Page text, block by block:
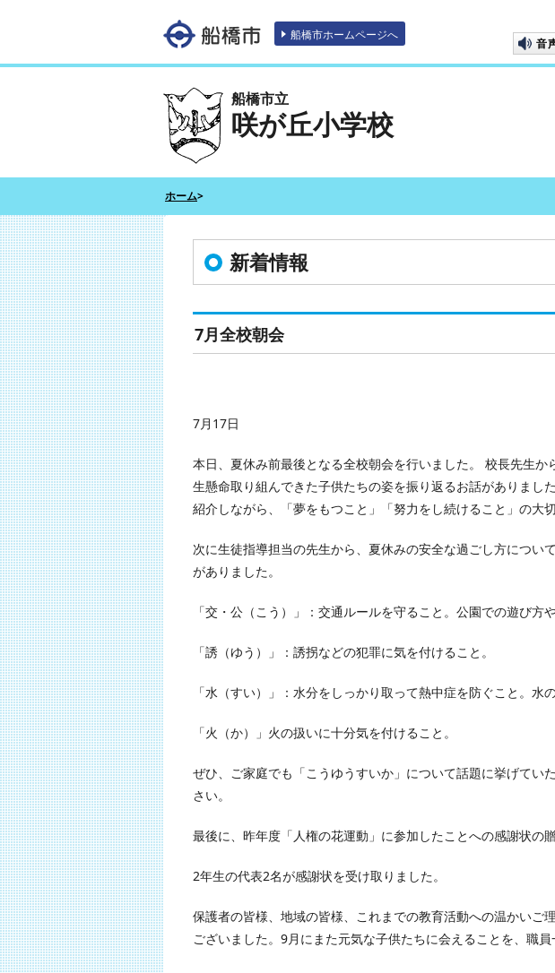
船橋市ホームページへ
音
船橋市立
咲が丘小学校
ホーム>
新着情報
7月全校朝会
7月17日
本日、夏休み前最後となる全校朝会を行いました。 校長先生
生懸命取り組んできた子供たちの姿を振り返るお話がありまし
紹介しながら、「夢をもつこと」「努力をし続けること」の大
次に生徒指導担当の先生から、夏休みの安全な過ごし方につい
がありました。
「交・公（こう）」：交通ルールを守ること。公園での遊び方
「誘（ゆう）」：誘拐などの犯罪に気を付けること。
「水（すい）」：水分をしっかり取って熱中症を防ぐこと。水
「火（か）」火の扱いに十分気を付けること。
ぜひ、ご家庭でも「こうゆうすいか」について話題に挙げてい
さい。
最後に、昨年度「人権の花運動」に参加したことへの感謝状の
2年生の代表2名が感謝状を受け取りました。
保護者の皆様、地域の皆様、これまでの教育活動への温かいご
ございました。9月にまた元気な子供たちに会えることを、職員